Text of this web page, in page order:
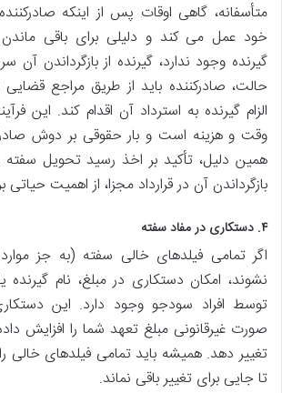
متأسفانه، گاهی اوقات پس از اینکه
خود عمل می کند و دلیلی برای باقی
گیرنده وجود ندارد، گیرنده از بازگرداندن آن
حالت، صادرکننده باید از طریق مراجع قضایی
الزام گیرنده به استرداد آن اقدام کند. این
وقت و هزینه است و بار حقوقی بر دوش
همین دلیل، تأکید بر اخذ رسید تحویل
بازگرداندن آن در قرارداد مجزا، از اهمیت
۴. دستکاری در مفاد سفته
اگر تمامی فیلدهای خالی سفته (به جز
نشوند، امکان دستکاری در مبلغ، نام
توسط افراد سودجو وجود دارد. این
صورت غیرقانونی مبلغ تعهد شما را افزایش
تغییر دهد. همیشه باید تمامی فیلدهای خالی
تا جایی برای تغییر باقی نماند.